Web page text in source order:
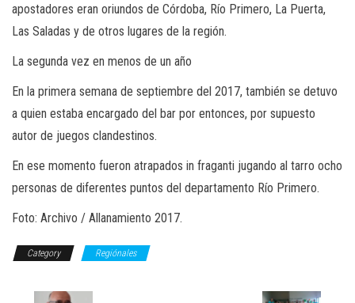
apostadores eran oriundos de Córdoba, Río Primero, La Puerta,
Las Saladas y de otros lugares de la región.
La segunda vez en menos de un año
En la primera semana de septiembre del 2017, también se detuvo
a quien estaba encargado del bar por entonces, por supuesto
autor de juegos clandestinos.
En ese momento fueron atrapados in fraganti jugando al tarro ocho
personas de diferentes puntos del departamento Río Primero.
Foto: Archivo / Allanamiento 2017.
Category Regiónales